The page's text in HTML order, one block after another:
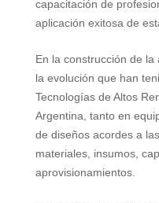
capacitación de
aplicación exitosa de
En la construcción de
la evolución que han
Tecnologías de Altos
Argentina , tanto en
de diseños acordes a
materiales, insumos,
aprovisionamientos.